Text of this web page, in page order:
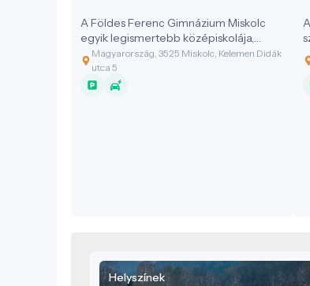
A Földes Ferenc Gimnázium Miskolc
egyik legismertebb középiskolája,
amely az épület története, múltja miatt
a városnéző séták egyik fontos
helyszíne.
Magyarország, 3525 Miskolc, Kelemen Didák
utca 5
Helyszínek